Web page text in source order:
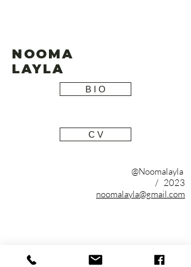
B I O
C V
NOOMA
LAYLA
@Noomalayla
/ 2023
noomalayla@gmail.com